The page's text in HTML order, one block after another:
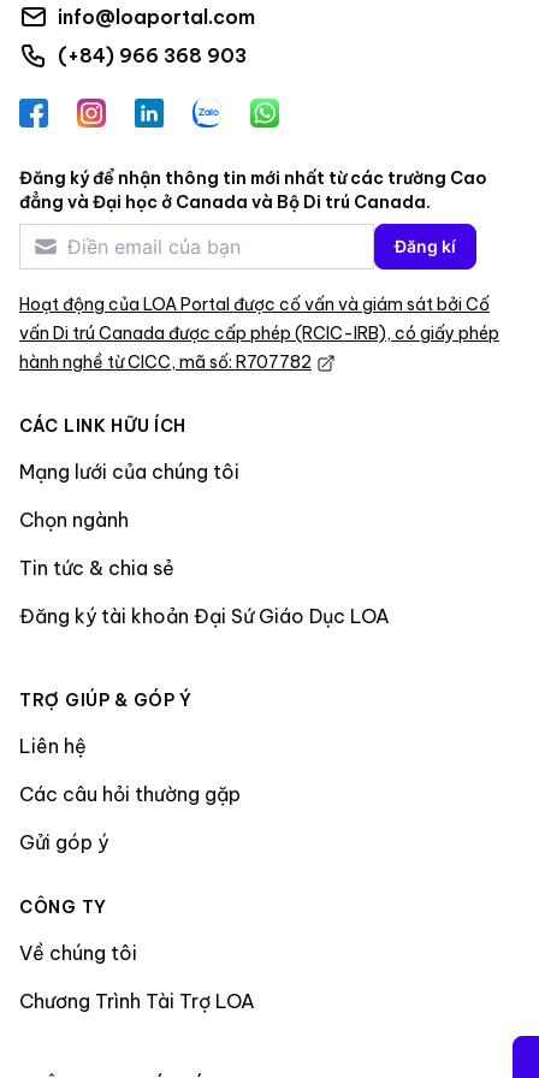
info@loaportal.com
(+84) 966 368 903
FacebookInstagramLinkedInZalo WhatsApp
Đăng ký để nhận thông tin mới nhất từ các trường Cao
đẳng và Đại học ở Canada và Bộ Di trú Canada.
Đăng kí
Hoạt động của LOA Portal được cố vấn và giám sát bởi Cố
vấn Di trú Canada được cấp phép (RCIC-IRB), có giấy phép
hành nghề từ CICC, mã số: R707782
CÁC LINK HỮU ÍCH
Mạng lưới của chúng tôi
Chọn ngành
Tin tức & chia sẻ
Đăng ký tài khoản Đại Sứ Giáo Dục LOA
TRỢ GIÚP & GÓP Ý
Liên hệ
Các câu hỏi thường gặp
Gửi góp ý
CÔNG TY
Về chúng tôi
Chương Trình Tài Trợ LOA